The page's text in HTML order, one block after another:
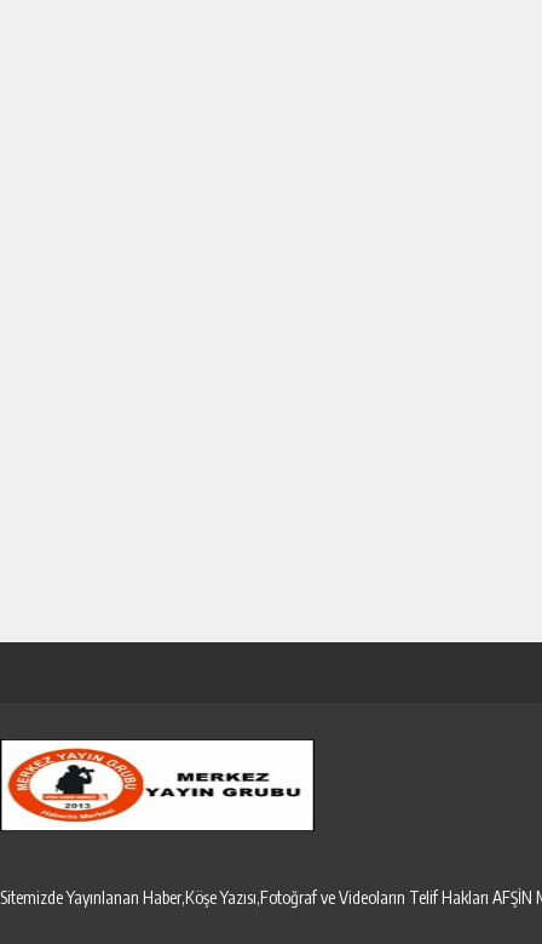
Sitemizde Yayınlanan Haber,Köşe Yazısı,Fotoğraf ve Videoların Telif Hakları